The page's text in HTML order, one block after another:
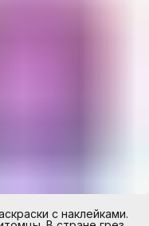
с наклейками.